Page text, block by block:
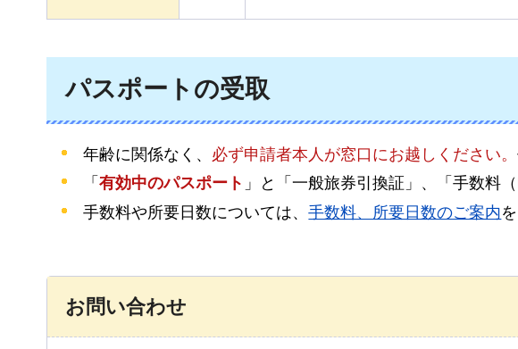
パスポートの受取
年齢に関係なく、 必ず申請者本人が窓口にお越しください。
「有効中のパスポート 」と「一般旅券引換証」、「手数料
手数料や所要日数については、手数料、所要日数のご案内
お問い合わせ